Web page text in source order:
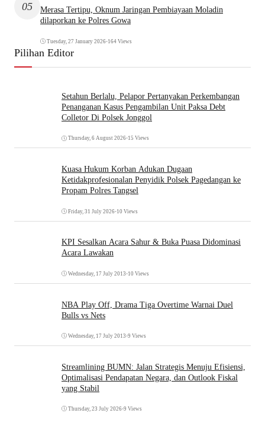
05
Merasa Tertipu, Oknum Jaringan Pembiayaan Moladin
dilaporkan ke Polres Gowa
Tuesday, 27 January 2026•164 Views
Pilihan Editor
Setahun Berlalu, Pelapor Pertanyakan Perkembangan
Penanganan Kasus Pengambilan Unit Paksa Debt
Colletor Di Polsek Jonggol
Thursday, 6 August 2026•15 Views
Kuasa Hukum Korban Adukan Dugaan
Ketidakprofesionalan Penyidik Polsek Pagedangan ke
Propam Polres Tangsel
Friday, 31 July 2026•10 Views
KPI Sesalkan Acara Sahur & Buka Puasa Didominasi
Acara Lawakan
Wednesday, 17 July 2013 •10 Views
NBA Play Off, Drama Tiga Overtime Warnai Duel
Bulls vs Nets
Wednesday, 17 July 2013 •9 Views
Streamlining BUMN: Jalan Strategis Menuju Efisiensi,
Optimalisasi Pendapatan Negara, dan Outlook Fiskal
yang Stabil
Thursday, 23 July 2026•9 Views